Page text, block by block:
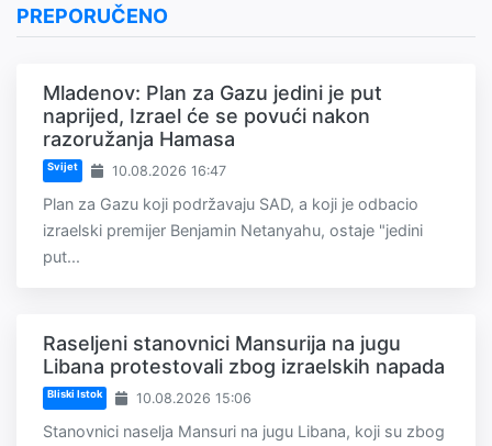
PREPORUČENO
Mladenov: Plan za Gazu jedini je put
naprijed, Izrael će se povući nakon
razoružanja Hamasa
Svijet 10.08.2026 16:47
Plan za Gazu koji podržavaju SAD, a koji je odbacio
izraelski premijer Benjamin Netanyahu, ostaje "jedini
put...
Raseljeni stanovnici Mansurija na jugu
Libana protestovali zbog izraelskih napada
Bliski Istok 10.08.2026 15:06
Stanovnici naselja Mansuri na jugu Libana, koji su zbog